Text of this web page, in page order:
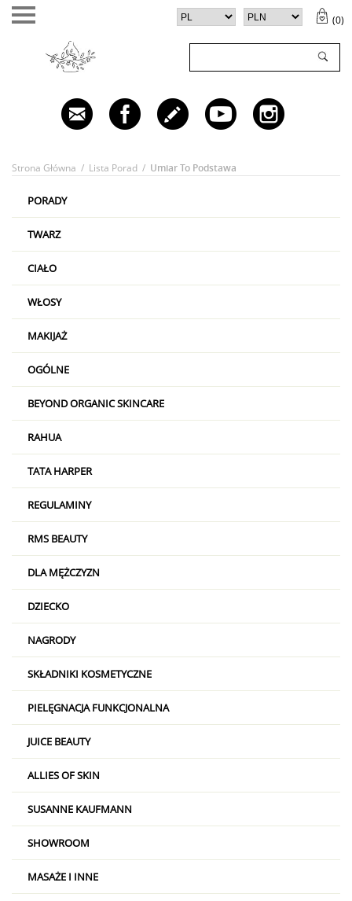
(0)
✕
TWÓJ KOSZYK (
Twój koszyk jest pusty
Strona Główna / Lista Porad / Umiar To Podstawa
PORADY
TWARZ
CIAŁO
WŁOSY
MAKIJAŻ
OGÓLNE
BEYOND ORGANIC SKINCARE
RAHUA
TATA HARPER
REGULAMINY
RMS BEAUTY
DLA MĘŻCZYZN
DZIECKO
NAGRODY
SKŁADNIKI KOSMETYCZNE
PIELĘGNACJA FUNKCJONALNA
JUICE BEAUTY
ALLIES OF SKIN
SUSANNE KAUFMANN
SHOWROOM
MASAŻE I INNE